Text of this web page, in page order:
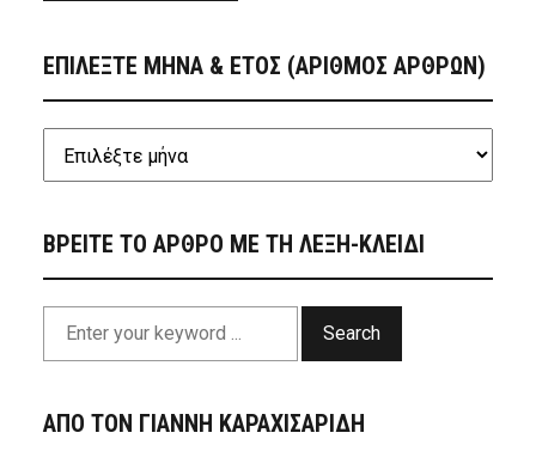
ΕΠΙΛΕΞΤΕ ΜΗΝΑ & ΕΤΟΣ (ΑΡΙΘΜΟΣ ΑΡΘΡΩΝ)
ΒΡΕΙΤΕ ΤΟ ΑΡΘΡΟ ΜΕ ΤΗ ΛΕΞΗ-ΚΛΕΙΔΙ
Search
ΑΠΟ ΤΟΝ ΓΙΑΝΝΗ ΚΑΡΑΧΙΣΑΡΙΔΗ